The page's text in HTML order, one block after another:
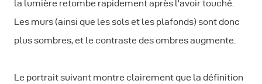
la lumière retombe rapidement après l'avoir touché.
Les murs (ainsi que les sols et les plafonds) sont donc
plus sombres, et le contraste des ombres augmente.
Le portrait suivant montre clairement que la définition